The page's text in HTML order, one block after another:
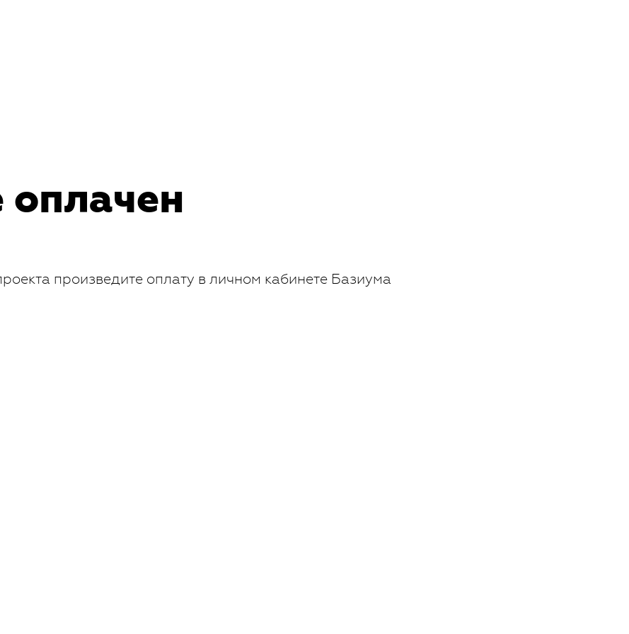
оплачен
произведите оплату в личном кабинете Базиума